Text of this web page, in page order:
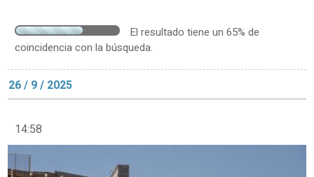
El resultado tiene un 65% de
coincidencia con la búsqueda.
26 / 9 / 2025
14:58